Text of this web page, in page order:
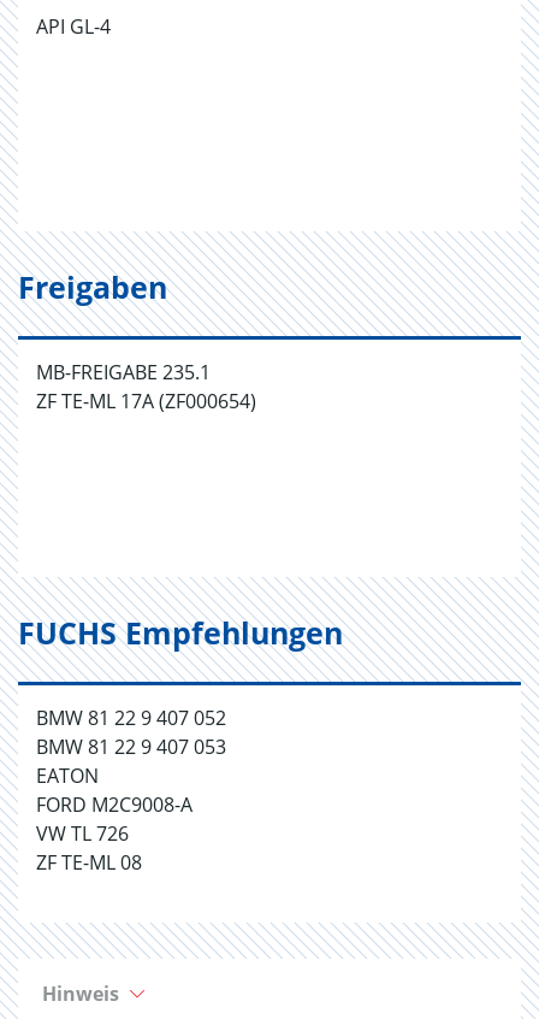
API GL-4
Freigaben
MB-FREIGABE 235.1
ZF TE-ML 17A (ZF000654)
FUCHS Empfehlungen
BMW 81 22 9 407 052
BMW 81 22 9 407 053
EATON
FORD M2C9008-A
VW TL 726
ZF TE-ML 08
Hinweis